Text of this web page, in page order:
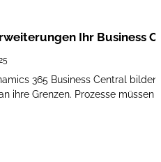
Ihr Business
365 Business Central
ihre Grenzen. Prozesse